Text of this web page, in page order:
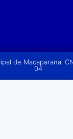
de Macaparana.
04